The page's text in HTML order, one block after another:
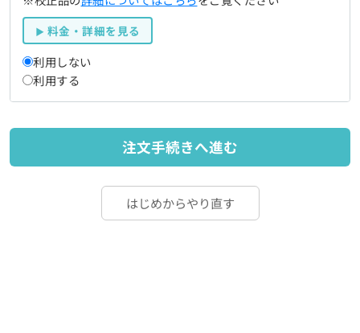
料金・詳細を見る
利用しない
利用する
注文手続きへ進む
はじめからやり直す